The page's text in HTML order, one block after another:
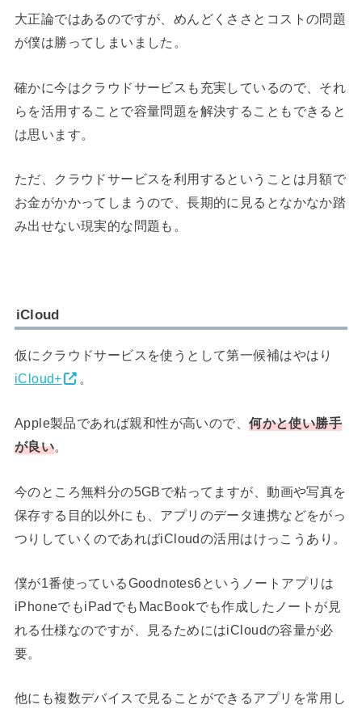
大正論ではあるのですが、めんどくささとコストの問題
が僕は勝ってしまいました。
確かに今はクラウドサービスも充実しているので、それ
らを活用することで容量問題を解決することもできると
は思います。
ただ、クラウドサービスを利用するということは月額で
お金がかかってしまうので、長期的に見るとなかなか踏
み出せない現実的な問題も。
iCloud
仮にクラウドサービスを使うとして第一候補はやはり
iCloud+
。
Apple製品であれば親和性が高いので、何かと使い勝手
が良い。
今のところ無料分の5GBで粘ってますが、動画や写真を
保存する目的以外にも、アプリのデータ連携などをがっ
つりしていくのであればiCloudの活用はけっこうあり。
僕が1番使っているGoodnotes6というノートアプリは
iPhoneでもiPadでもMacBookでも作成したノートが見
れる仕様なのですが、見るためにはiCloudの容量が必
要。
他にも複数デバイスで見ることができるアプリを常用し